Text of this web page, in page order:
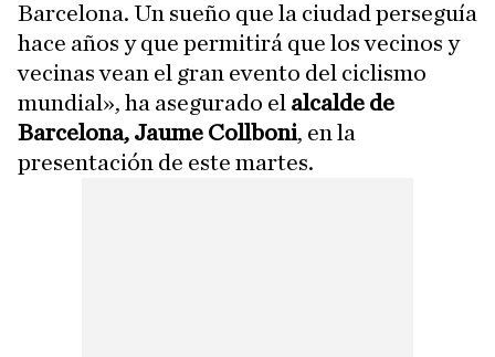
Barcelona. Un sueño que la ciudad perseguía
hace años y que permitirá que los vecinos y
vecinas vean el gran evento del ciclismo
mundial», ha asegurado el alcalde de
Barcelona, Jaume Collboni, en la
presentación de este martes.